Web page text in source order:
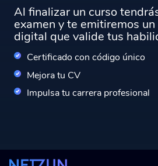
Al finalizar un curso
examen y te emitiremos
digital que valide tus
Certificado con código único
Mejora tu CV
Impulsa tu carrera profesional